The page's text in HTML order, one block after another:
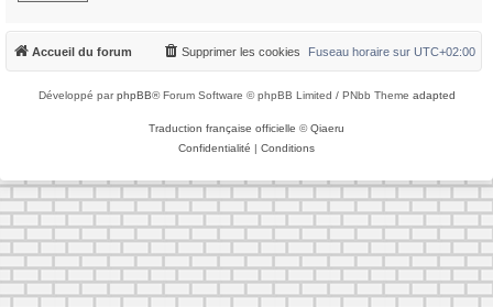
Accueil du forum Fuseau horaire sur UTC+02:00
Supprimer les cookies
Développé parphpBB® Forum Software © phpBB Limited / PNbb Theme adapted
Traduction française officielle ©Qiaeru
Confidentialité | Conditions